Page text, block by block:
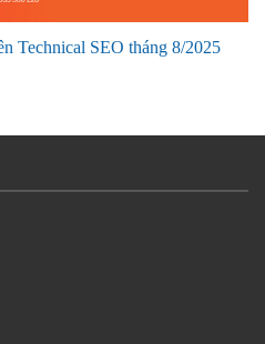
Technical SEO tháng 8/2025